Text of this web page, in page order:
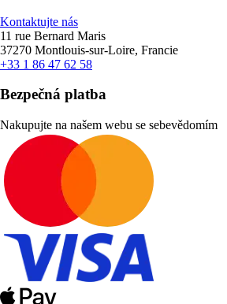
Kontaktujte nás
11 rue Bernard Maris
37270 Montlouis-sur-Loire, Francie
+33 1 86 47 62 58
Bezpečná platba
Nakupujte na našem webu se sebevědomím